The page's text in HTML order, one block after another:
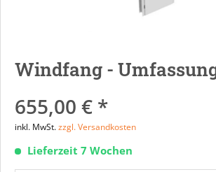
Windfang -
655,00 € *
inkl. MwSt.zzgl. Versandkosten
Lieferzeit 7 Wochen